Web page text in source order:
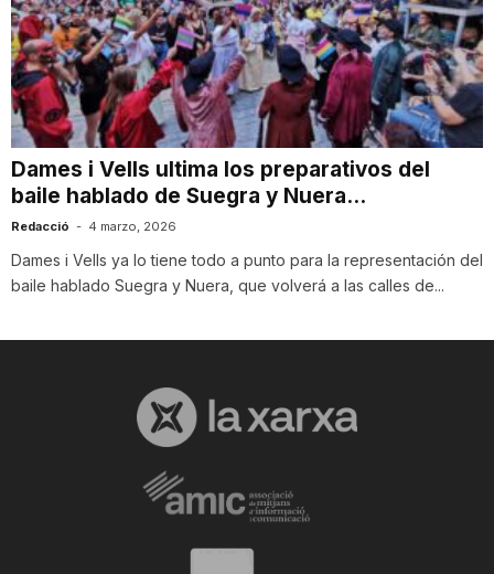
Dames i Vells ultima los preparativos del
baile hablado de Suegra y Nuera...
Redacció - 4 marzo, 2026
Dames i Vells ya lo tiene todo a punto para la representación del
baile hablado Suegra y Nuera, que volverá a las calles de...